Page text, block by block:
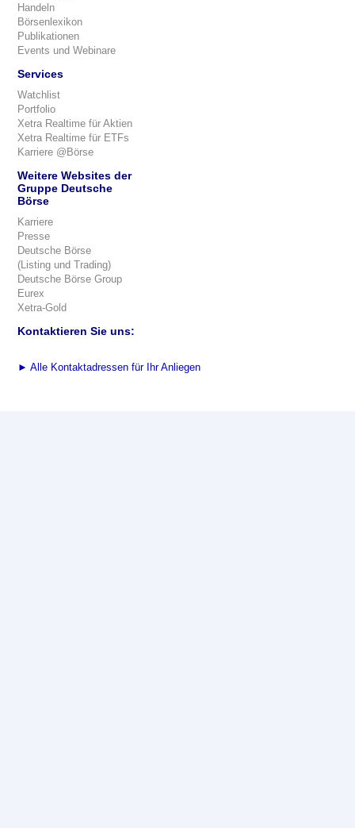
Handeln
Börsenlexikon
Publikationen
Events und Webinare
Services
Watchlist
Portfolio
Xetra Realtime für Aktien
Xetra Realtime für ETFs
Karriere @Börse
Weitere Websites der
Gruppe Deutsche
Börse
Karriere
Presse
Deutsche Börse
(Listing und Trading)
Deutsche Börse Group
Eurex
Xetra-Gold
Kontaktieren Sie uns:
► Alle Kontaktadressen für Ihr Anliegen